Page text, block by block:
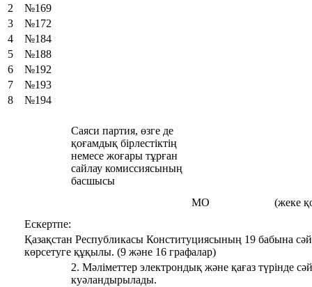
2
№169
3
№172
4
№184
5
№188
6
№192
7
№193
8
№194
Саяси партия, өзге де
қоғамдық бірлестіктің
немесе жоғары тұрған
сайлау комиссиясының
басшысы
МО
(жеке
Ескертпе:
Қазақстан Республикасы Конституциясының 19 бабына
көрсетуге құқылы. (9 және 16 графалар)
2. Мәліметтер электрондық және қағаз түрінде
куәландырылады.